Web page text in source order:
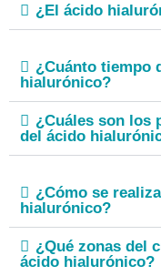
¿El ácido
¿Cuánto tiempo
hialurónico?
¿Cuáles son los
del ácido
¿Cómo se
hialurónico?
¿Qué zonas del
ácido hialurónico?